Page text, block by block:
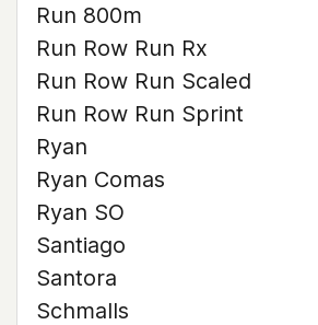
Run 800m
Run Row Run Rx
Run Row Run Scaled
Run Row Run Sprint
Ryan
Ryan Comas
Ryan SO
Santiago
Santora
Schmalls